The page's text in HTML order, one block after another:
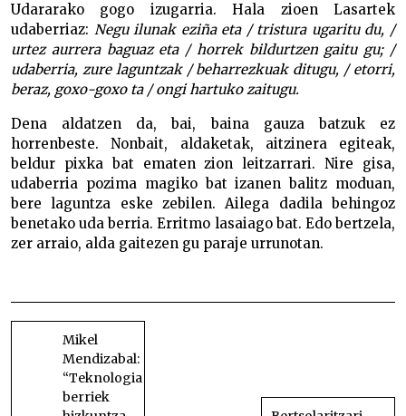
Udararako gogo izugarria. Hala zioen Lasartek
udaberriaz: Negu ilunak eziña eta / tristura ugaritu du, /
urtez aurrera baguaz eta / horrek bildurtzen gaitu gu; /
udaberria, zure laguntzak / beharrezkuak ditugu, / etorri,
beraz, goxo-goxo ta / ongi hartuko zaitugu.
Dena aldatzen da, bai, baina gauza batzuk ez
horrenbeste. Nonbait, aldaketak, aitzinera egiteak,
beldur pixka bat ematen zion leitzarrari. Nire gisa,
udaberria pozima magiko bat izanen balitz moduan,
bere laguntza eske zebilen. Ailega dadila behingoz
benetako uda berria. Erritmo lasaiago bat. Edo bertzela,
zer arraio, alda gaitezen gu paraje urrunotan.
BIDALKETETAN
ZEHAR
NABIGATU
Mikel
Mendizabal:
“Teknologia
berriek